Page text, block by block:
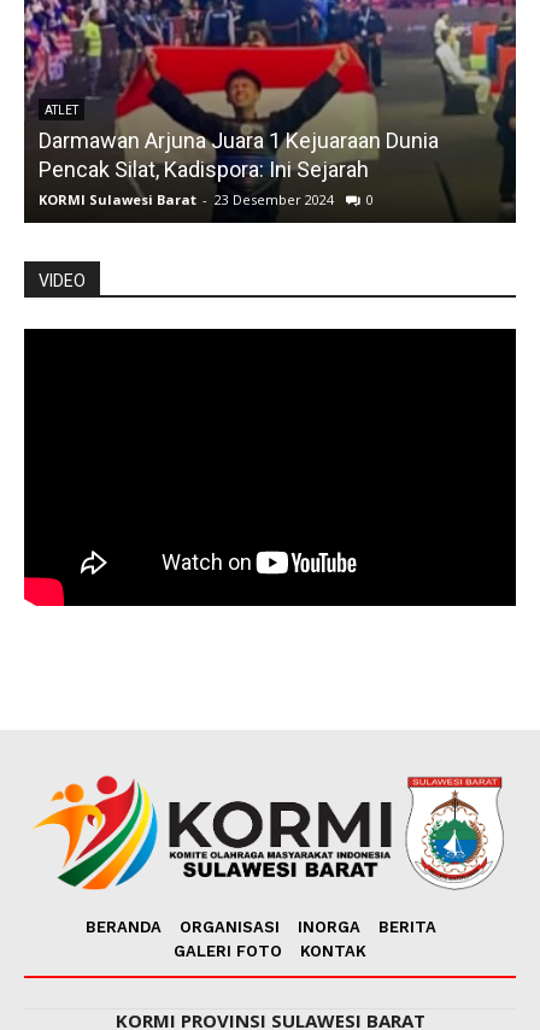
ATLET
Darmawan Arjuna Juara 1 Kejuaraan Dunia
Pencak Silat, Kadispora: Ini Sejarah
KORMI Sulawesi Barat - 23 Desember 2024 0
VIDEO
BERANDA ORGANISASI INORGA
BERITA
GALERI FOTO
KONTAK
KORMI PROVINSI SULAWESI BARAT